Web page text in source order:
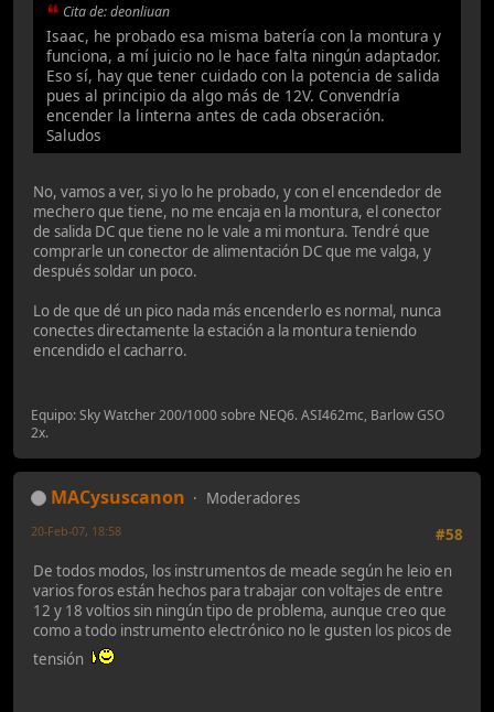
Cita de: deonliuan
Isaac, he probado esa misma batería con la montura y
funciona, a mí juicio no le hace falta ningún adaptador.
Eso sí, hay que tener cuidado con la potencia de salida
pues al principio da algo más de 12V. Convendría
encender la linterna antes de cada obseración.
Saludos
No, vamos a ver, si yo lo he probado, y con el encendedor de
mechero que tiene, no me encaja en la montura, el conector
de salida DC que tiene no le vale a mi montura. Tendré que
comprarle un conector de alimentación DC que me valga, y
después soldar un poco.
Lo de que dé un pico nada más encenderlo es normal, nunca
conectes directamente la estación a la montura teniendo
encendido el cacharro.
Equipo: Sky Watcher 200/1000 sobre NEQ6. ASI462mc, Barlow GSO
2x.
MACysuscanon
Moderadores
#58
20-Feb-07, 18:58
De todos modos, los instrumentos de meade según he leio en
varios foros están hechos para trabajar con voltajes de entre
12 y 18 voltios sin ningún tipo de problema, aunque creo que
como a todo instrumento electrónico no le gusten los picos de
tensión